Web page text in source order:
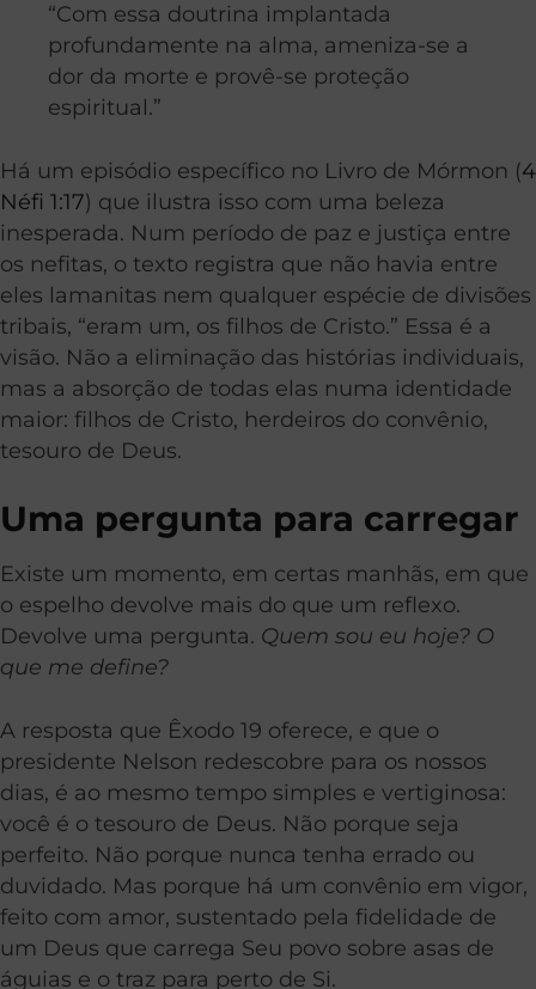
“Com essa doutrina implantada
profundamente na alma, ameniza-se a
dor da morte e provê-se proteção
espiritual.”
Há um episódio específico no Livro de Mórmon (4
Néfi 1:17) que ilustra isso com uma beleza
inesperada. Num período de paz e justiça entre
os nefitas, o texto registra que não havia entre
eles lamanitas nem qualquer espécie de divisões
tribais, “eram um, os filhos de Cristo.” Essa é a
visão. Não a eliminação das histórias individuais,
mas a absorção de todas elas numa identidade
maior: filhos de Cristo, herdeiros do convênio,
tesouro de Deus.
Uma pergunta para carregar
Existe um momento, em certas manhãs, em que
o espelho devolve mais do que um reflexo.
Devolve uma pergunta. Quem sou eu hoje? O
que me define?
A resposta que Êxodo 19 oferece, e que o
presidente Nelson redescobre para os nossos
dias, é ao mesmo tempo simples e vertiginosa:
você é o tesouro de Deus. Não porque seja
perfeito. Não porque nunca tenha errado ou
duvidado. Mas porque há um convênio em vigor,
feito com amor, sustentado pela fidelidade de
um Deus que carrega Seu povo sobre asas de
águias e o traz para perto de Si.